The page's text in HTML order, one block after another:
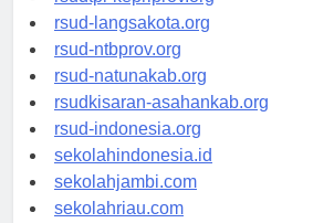
rsudtpi-kepriprov.org
rsud-langsakota.org
rsud-ntbprov.org
rsud-natunakab.org
rsudkisaran-asahankab.org
rsud-indonesia.org
sekolahindonesia.id
sekolahjambi.com